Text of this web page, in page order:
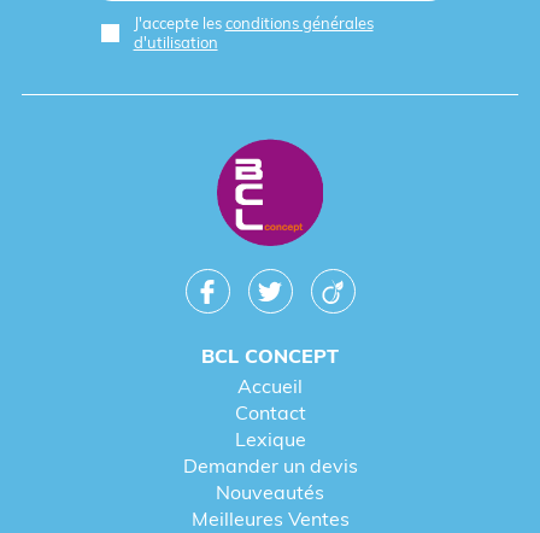
J'accepte lesconditions générales
d'utilisation
BCL CONCEPT
Accueil
Contact
Lexique
Demander un devis
Nouveautés
Meilleures Ventes